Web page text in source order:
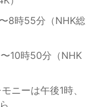
8時55分（NHK総
10時50分（NHK
ニーは午後1時、